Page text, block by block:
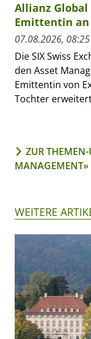
Allianz Global
Emittentin an
07.08.2026,
Die SIX Swiss
den Asset
Emittentin von
Tochter
ZUR THEMEN-
MANAGEMENT»
WEITERE